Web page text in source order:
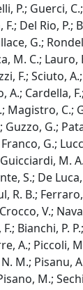
P.; Guerci,
Del Rio, P.;
G.;
C.;
F.; Sciuto,
Cardella,
G.;
G.;
S.; De
B.;
V.;
Bianchi,
Piccoli,
M.; Pisanu,
M.;